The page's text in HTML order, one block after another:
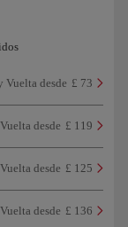
Vuelta desde £ 73
desde £ 119
desde £ 125
desde £ 136